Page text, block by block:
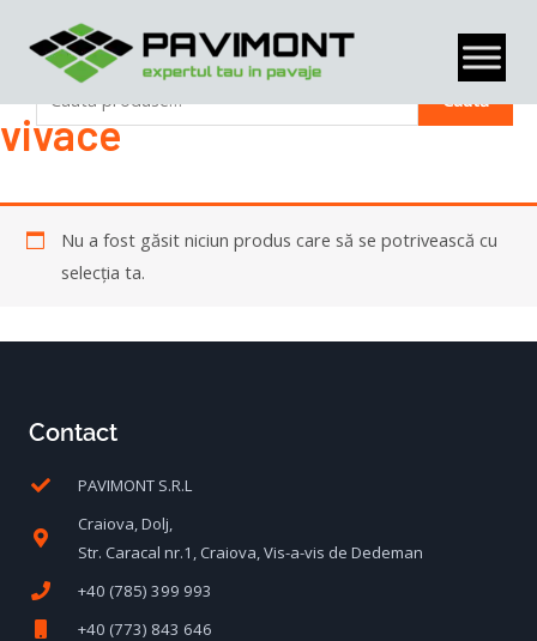
C
t
ă
Caută
Prima pagină / Produse etichetate „vivace”
vivace
Nu a fost găsit niciun produs care să se potrivească cu
selecția ta.
Contact
PAVIMONT S.R.L
Craiova, Dolj,
Str. Caracal nr.1, Craiova, Vis-a-vis de Dedeman
+40 (785) 399 993
+40 (773) 843 646